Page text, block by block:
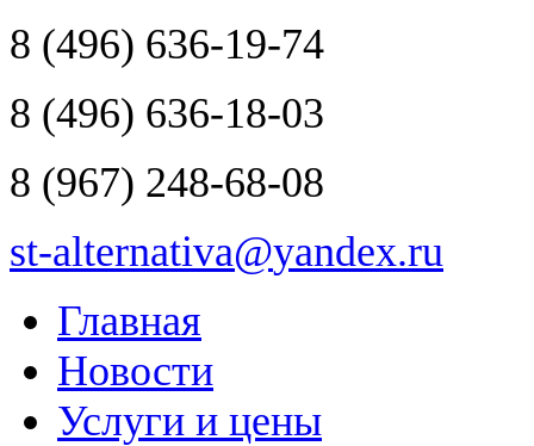
8 (496) 636-19-74
8 (496) 636-18-03
8 (967) 248-68-08
st-alternativa@yandex.ru
Главная
Новости
Услуги и цены